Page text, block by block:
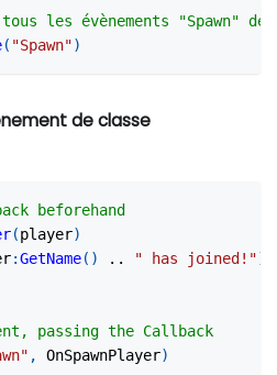
les évènements "Spawn"
( "Spawn")
de classe
beforehand
(player)
:GetName( ) .. " has joined!")
passing the Callback
, OnSpawnPlayer)